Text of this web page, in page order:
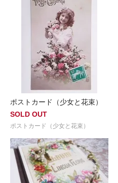
ポストカード（少女と花束）
SOLD OUT
ポストカード（少女と花束）